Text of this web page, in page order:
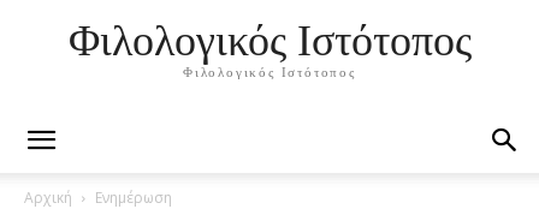
Φιλολογικός Ιστότοπος
Φιλολογικός Ιστότοπος
Αρχική Ενημέρωση